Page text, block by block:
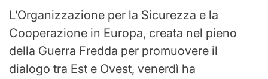
L’Organizzazione per la Sicurezza e la
Cooperazione in Europa, creata nel pieno
della Guerra Fredda per promuovere il
dialogo tra Est e Ovest, venerdì ha